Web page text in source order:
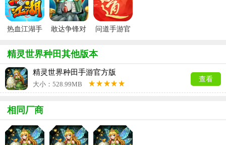
热血江湖手
敢达争锋对
问道手游官
精灵世界种田其他版本
精灵世界种田手游官方版
大小：528.99MB
查看
相同厂商